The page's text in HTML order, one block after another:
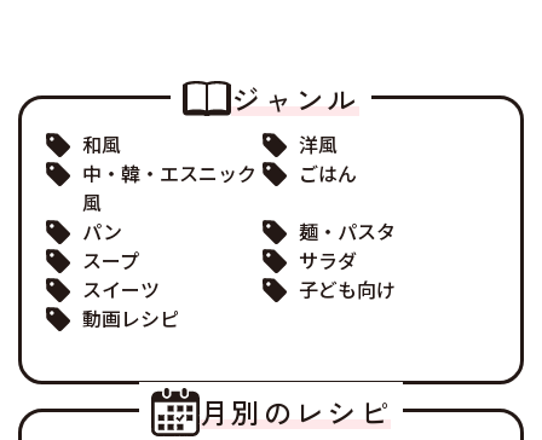
ジャンル
和風
洋風
中・韓・エスニック
風
ごはん
パン
麺・パスタ
スープ
サラダ
スイーツ
子ども向け
動画レシピ
月別のレシピ